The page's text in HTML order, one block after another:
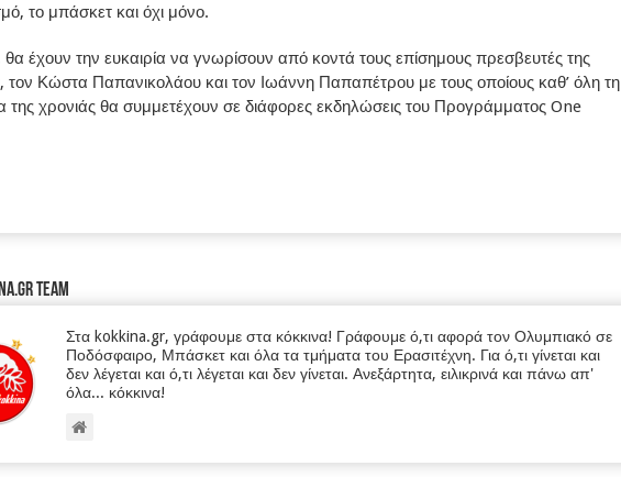
το μπάσκετ και όχι μόνο.
θα έχουν την ευκαιρία να γνωρίσουν από κοντά τους επίσημους πρεσβευτές της
τον Κώστα Παπανικολάου και τον Ιωάννη Παπαπέτρου με τους οποίους καθ’ όλη τη
της χρονιάς θα συμμετέχουν σε διάφορες εκδηλώσεις του Προγράμματος One
TEAM
Στα kokkina.gr, γράφουμε στα κόκκινα! Γράφουμε ό,τι αφορά τον Ολυμπιακό σε
Ποδόσφαιρο, Μπάσκετ και όλα τα τμήματα του Ερασιτέχνη. Για ό,τι γίνεται και
δεν λέγεται και ό,τι λέγεται και δεν γίνεται. Ανεξάρτητα, ειλικρινά και πάνω απ'
όλα... κόκκινα!